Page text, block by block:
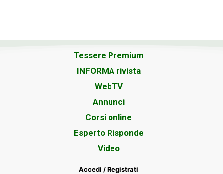
Tessere Premium
INFORMA rivista
WebTV
Annunci
Corsi online
Esperto Risponde
Video
Accedi / Registrati